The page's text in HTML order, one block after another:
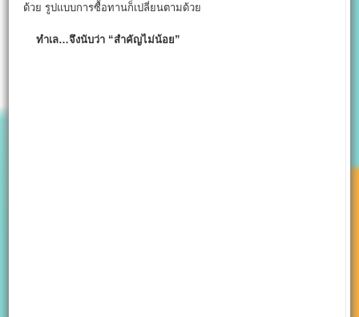
ด้วย รูปแบบการซื้อทานก็เปลี่ยนตามด้วย
ทำเล…จึงนับว่า “สำคัญไม่น้อย”